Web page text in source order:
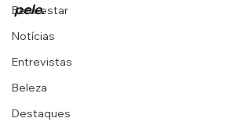
Bem-estar
Notícias
Entrevistas
Beleza
Destaques
pele.